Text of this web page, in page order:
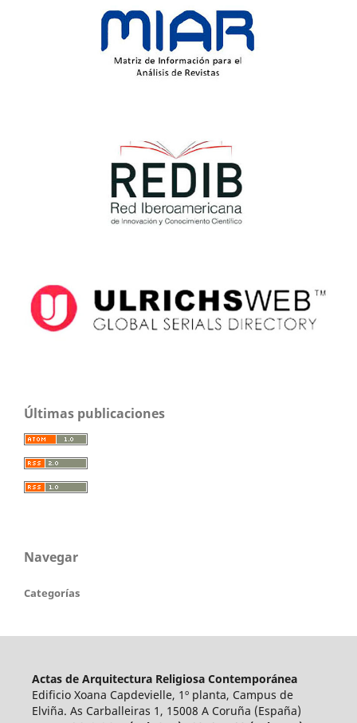
Últimas publicaciones
Navegar
Categorías
Actas de Arquitectura Religiosa Contemporánea
Edificio Xoana Capdevielle, 1º planta, Campus de
Elviña. As Carballeiras 1, 15008 A Coruña (España)